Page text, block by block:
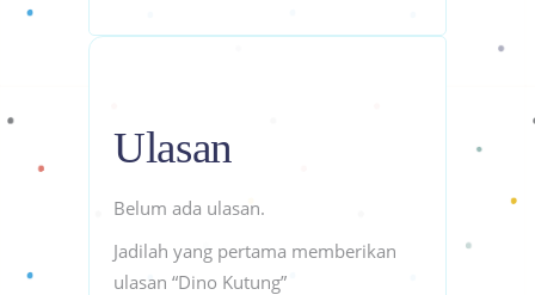
Ulasan
Belum ada ulasan.
Jadilah yang pertama memberikan
ulasan “Dino Kutung”